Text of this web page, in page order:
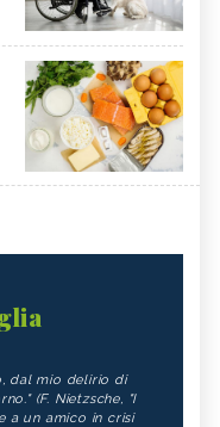
dal mio delirio di
(F. Nietzsche, "I
a un amico in crisi